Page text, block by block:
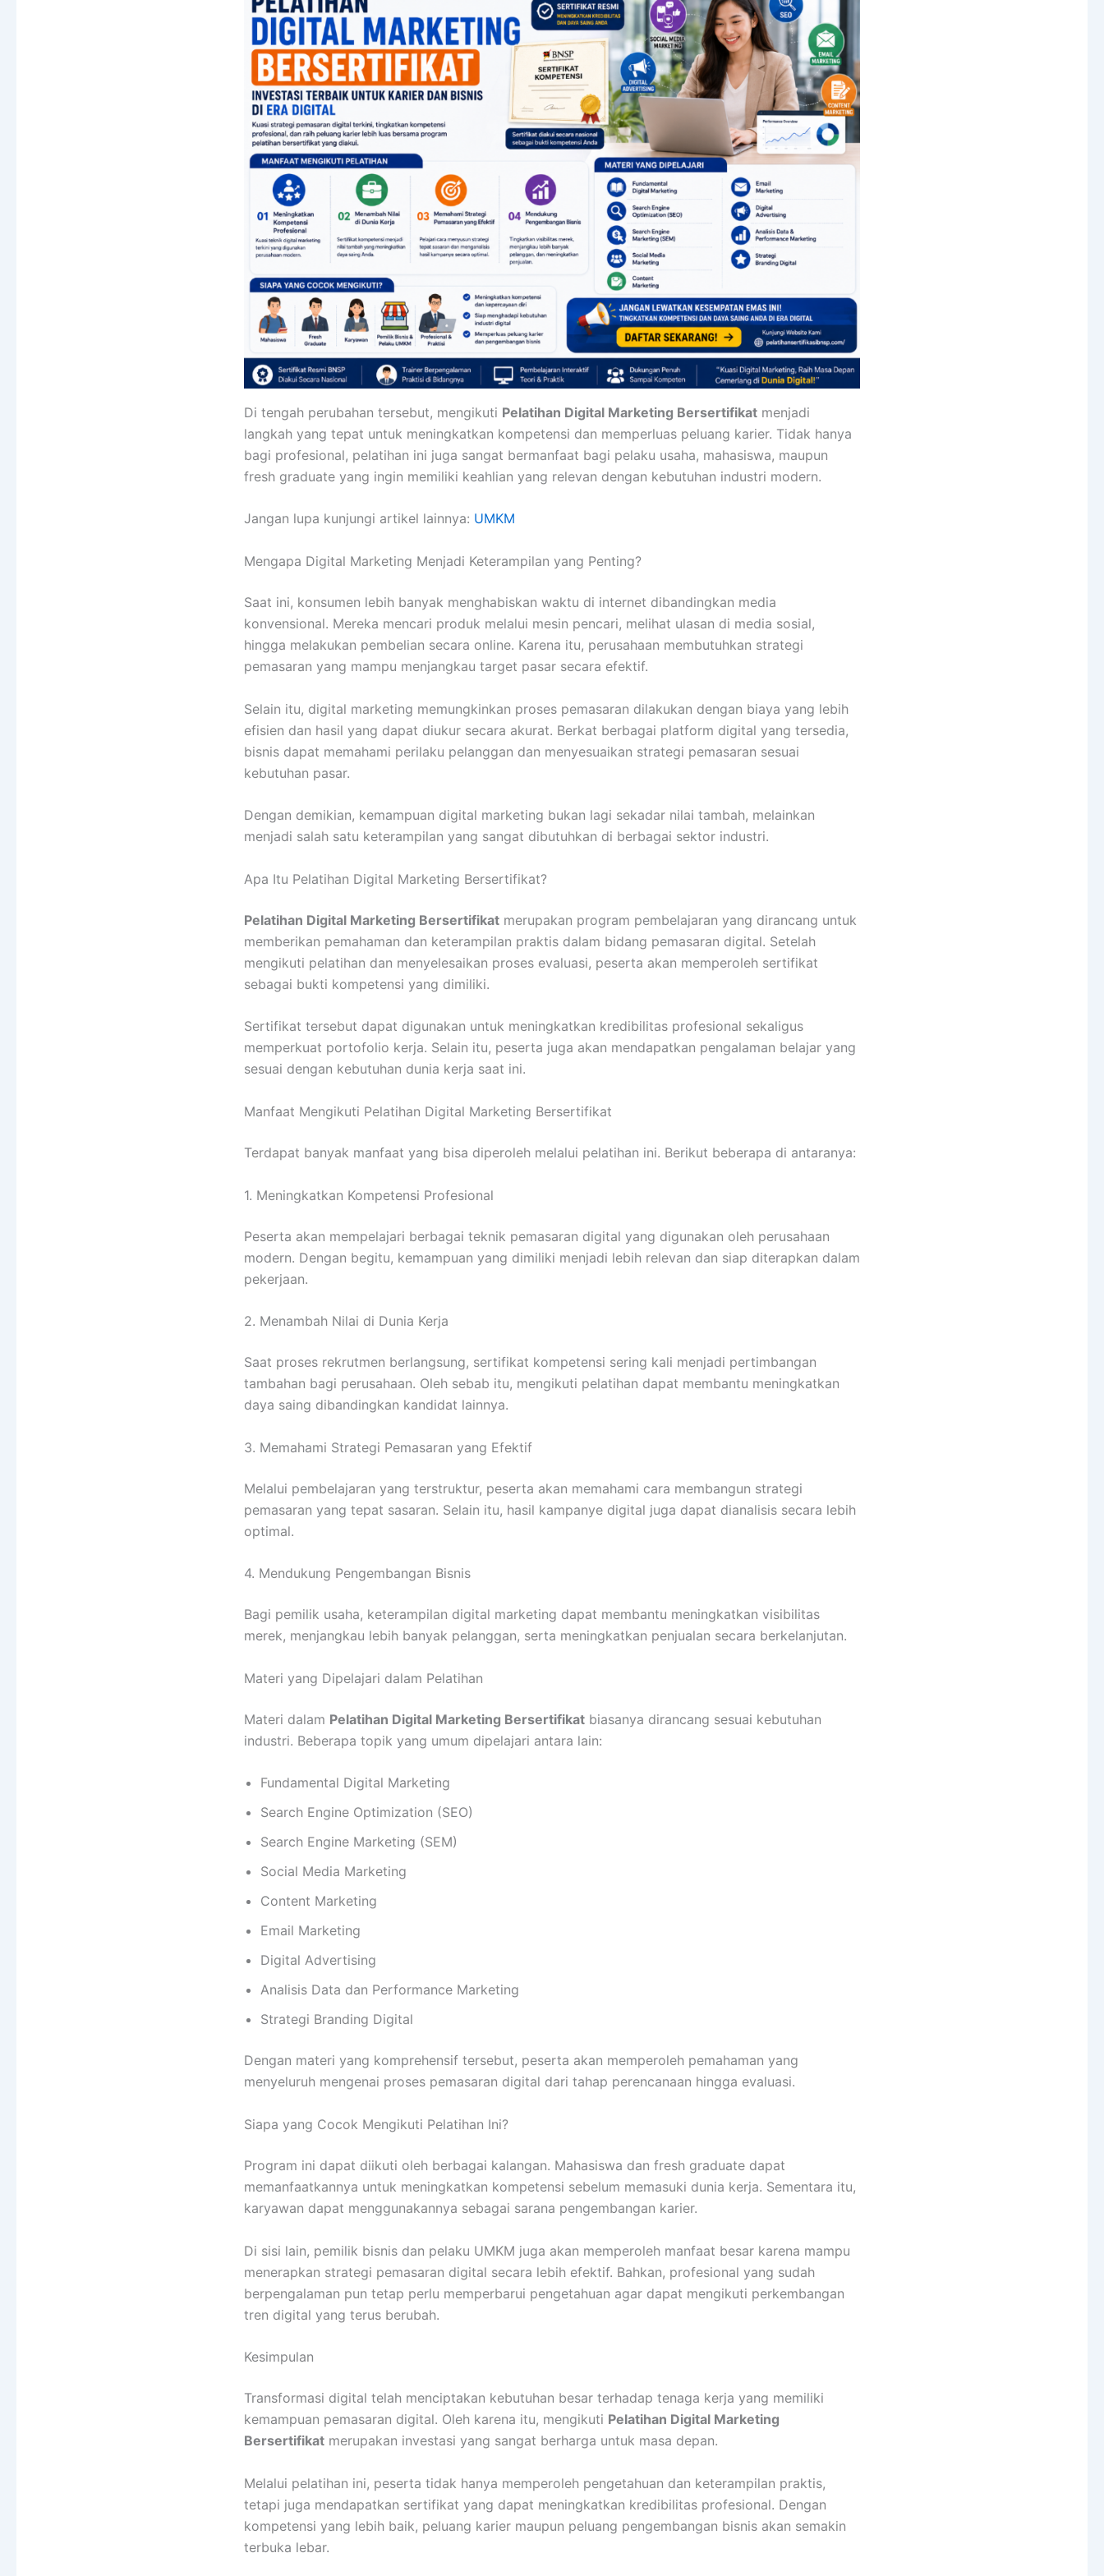
Di tengah perubahan tersebut, mengikuti Pelatihan Digital Marketing Bersertifikat menjadi
langkah yang tepat untuk meningkatkan kompetensi dan memperluas peluang karier. Tidak hanya
bagi profesional, pelatihan ini juga sangat bermanfaat bagi pelaku usaha, mahasiswa, maupun
fresh graduate yang ingin memiliki keahlian yang relevan dengan kebutuhan industri modern.
Jangan lupa kunjungi artikel lainnya: UMKM
Mengapa Digital Marketing Menjadi Keterampilan yang Penting?
Saat ini, konsumen lebih banyak menghabiskan waktu di internet dibandingkan media
konvensional. Mereka mencari produk melalui mesin pencari, melihat ulasan di media sosial,
hingga melakukan pembelian secara online. Karena itu, perusahaan membutuhkan strategi
pemasaran yang mampu menjangkau target pasar secara efektif.
Selain itu, digital marketing memungkinkan proses pemasaran dilakukan dengan biaya yang lebih
efisien dan hasil yang dapat diukur secara akurat. Berkat berbagai platform digital yang tersedia,
bisnis dapat memahami perilaku pelanggan dan menyesuaikan strategi pemasaran sesuai
kebutuhan pasar.
Dengan demikian, kemampuan digital marketing bukan lagi sekadar nilai tambah, melainkan
menjadi salah satu keterampilan yang sangat dibutuhkan di berbagai sektor industri.
Apa Itu Pelatihan Digital Marketing Bersertifikat?
Pelatihan Digital Marketing Bersertifikat merupakan program pembelajaran yang dirancang untuk
memberikan pemahaman dan keterampilan praktis dalam bidang pemasaran digital. Setelah
mengikuti pelatihan dan menyelesaikan proses evaluasi, peserta akan memperoleh sertifikat
sebagai bukti kompetensi yang dimiliki.
Sertifikat tersebut dapat digunakan untuk meningkatkan kredibilitas profesional sekaligus
memperkuat portofolio kerja. Selain itu, peserta juga akan mendapatkan pengalaman belajar yang
sesuai dengan kebutuhan dunia kerja saat ini.
Manfaat Mengikuti Pelatihan Digital Marketing Bersertifikat
Terdapat banyak manfaat yang bisa diperoleh melalui pelatihan ini. Berikut beberapa di antaranya:
1. Meningkatkan Kompetensi Profesional
Peserta akan mempelajari berbagai teknik pemasaran digital yang digunakan oleh perusahaan
modern. Dengan begitu, kemampuan yang dimiliki menjadi lebih relevan dan siap diterapkan dalam
pekerjaan.
2. Menambah Nilai di Dunia Kerja
Saat proses rekrutmen berlangsung, sertifikat kompetensi sering kali menjadi pertimbangan
tambahan bagi perusahaan. Oleh sebab itu, mengikuti pelatihan dapat membantu meningkatkan
daya saing dibandingkan kandidat lainnya.
3. Memahami Strategi Pemasaran yang Efektif
Melalui pembelajaran yang terstruktur, peserta akan memahami cara membangun strategi
pemasaran yang tepat sasaran. Selain itu, hasil kampanye digital juga dapat dianalisis secara lebih
optimal.
4. Mendukung Pengembangan Bisnis
Bagi pemilik usaha, keterampilan digital marketing dapat membantu meningkatkan visibilitas
merek, menjangkau lebih banyak pelanggan, serta meningkatkan penjualan secara berkelanjutan.
Materi yang Dipelajari dalam Pelatihan
Materi dalam Pelatihan Digital Marketing Bersertifikat biasanya dirancang sesuai kebutuhan
industri. Beberapa topik yang umum dipelajari antara lain:
Fundamental Digital Marketing
Search Engine Optimization (SEO)
Search Engine Marketing (SEM)
Social Media Marketing
Content Marketing
Email Marketing
Digital Advertising
Analisis Data dan Performance Marketing
Strategi Branding Digital
Dengan materi yang komprehensif tersebut, peserta akan memperoleh pemahaman yang
menyeluruh mengenai proses pemasaran digital dari tahap perencanaan hingga evaluasi.
Siapa yang Cocok Mengikuti Pelatihan Ini?
Program ini dapat diikuti oleh berbagai kalangan. Mahasiswa dan fresh graduate dapat
memanfaatkannya untuk meningkatkan kompetensi sebelum memasuki dunia kerja. Sementara itu,
karyawan dapat menggunakannya sebagai sarana pengembangan karier.
Di sisi lain, pemilik bisnis dan pelaku UMKM juga akan memperoleh manfaat besar karena mampu
menerapkan strategi pemasaran digital secara lebih efektif. Bahkan, profesional yang sudah
berpengalaman pun tetap perlu memperbarui pengetahuan agar dapat mengikuti perkembangan
tren digital yang terus berubah.
Kesimpulan
Transformasi digital telah menciptakan kebutuhan besar terhadap tenaga kerja yang memiliki
kemampuan pemasaran digital. Oleh karena itu, mengikuti Pelatihan Digital Marketing
Bersertifikat merupakan investasi yang sangat berharga untuk masa depan.
Melalui pelatihan ini, peserta tidak hanya memperoleh pengetahuan dan keterampilan praktis,
tetapi juga mendapatkan sertifikat yang dapat meningkatkan kredibilitas profesional. Dengan
kompetensi yang lebih baik, peluang karier maupun peluang pengembangan bisnis akan semakin
terbuka lebar.